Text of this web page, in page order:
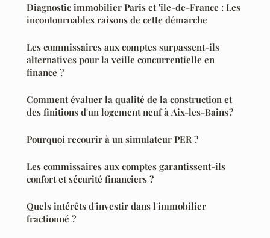
Diagnostic immobilier Paris et 'île-de-France : Les
incontournables raisons de cette démarche
Les commissaires aux comptes surpassent-ils
alternatives pour la veille concurrentielle en
finance ?
Comment évaluer la qualité de la construction et
des finitions d'un logement neuf à Aix-les-Bains ?
Pourquoi recourir à un simulateur PER ?
Les commissaires aux comptes garantissent-ils
confort et sécurité financiers ?
Quels intérêts d'investir dans l'immobilier
fractionné ?